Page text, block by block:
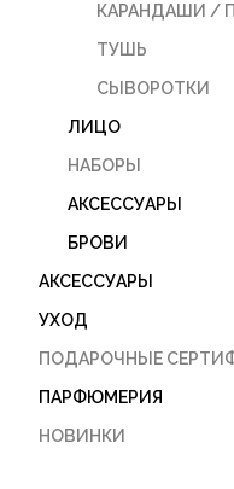
КАРАНДАШИ /
ТУШЬ
СЫВОРОТКИ
ЛИЦО
НАБОРЫ
АКСЕССУАРЫ
БРОВИ
АКСЕССУАРЫ
УХОД
ПОДАРОЧНЫЕ
ПАРФЮМЕРИЯ
НОВИНКИ